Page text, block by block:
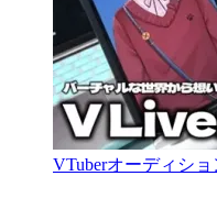
VTuberオーディショ